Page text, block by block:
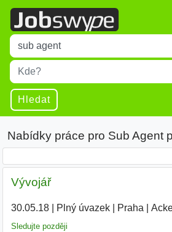
Title
Type 1 or more characters for results.
Místo
Type 1 or more characters for results.
Hledat
Nabídky práce pro Sub Agent
Vývojář
30.05.18| Plný úvazek| Praha
Sledujte později